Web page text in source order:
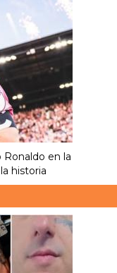
Ronaldo en la
historia